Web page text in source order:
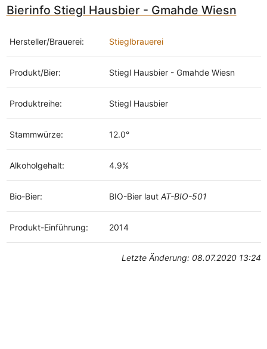
Bierinfo Stiegl Hausbier - Gmahde Wiesn
Hersteller/Brauerei: Stieglbrauerei
Produkt/Bier: Stiegl Hausbier - Gmahde Wiesn
Produktreihe: Stiegl Hausbier
Stammwürze: 12.0°
Alkoholgehalt: 4.9%
Bio-Bier: BIO-Bier laut AT-BIO-501
Produkt-Einführung: 2014
Letzte Änderung: 08.07.2020 13:24